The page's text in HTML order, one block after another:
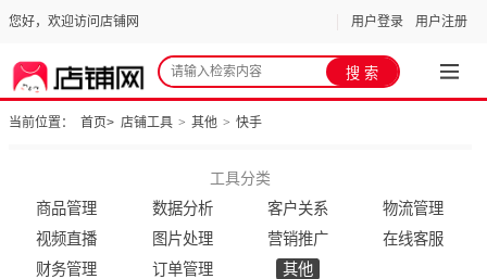
您好，欢迎访问店铺网 用户登录 用户注册
当前位置： 首页> 店铺工具 > 其他 > 快手
工具分类
商品管理
数据分析 客户关系
物流管理
视频直播
图片处理 营销推广
在线客服
财务管理
订单管理 其他